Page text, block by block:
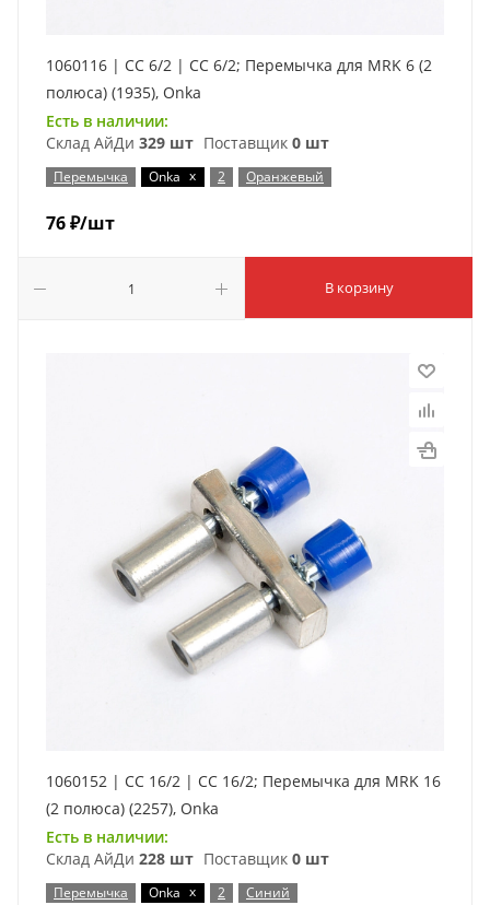
1060116 | CC 6/2 | CC 6/2; Перемычка для MRK 6 (2
полюса) (1935), Onka
Есть в наличии:
Склад АйДи 329 шт Поставщик 0 шт
Перемычка Onka x 2 Оранжевый
76₽/шт
В корзину
1060152 | CC 16/2 | CC 16/2; Перемычка для MRK 16
(2 полюса) (2257), Onka
Есть в наличии:
Склад АйДи 228 шт Поставщик 0 шт
Перемычка Onka x 2 Синий